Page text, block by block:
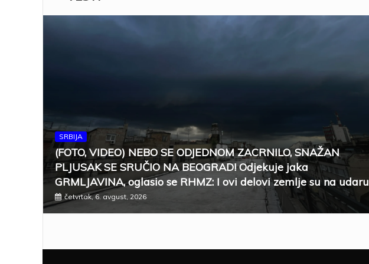
SRBIJA
(FOTO, VIDEO) NEBO SE ODJEDNOM ZACRNILO, SNAŽAN
PLJUSAK SE SRUČIO NA BEOGRAD! Odjekuje jaka
GRMLJAVINA, oglasio se RHMZ: I ovi delovi zemlje su na udaru
četvrtak, 6. avgust, 2026